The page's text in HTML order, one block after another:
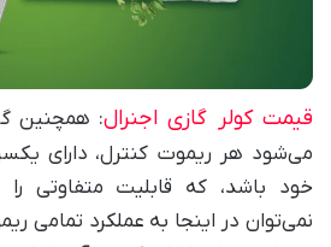
قیمت کولر گازی اجنرال: همچنین
می‌شود هر ریموت کنترل، دارای
خود باشد، که قابلیت متفاوتی را
نمی‌توان در اینجا به عملکرد تمامی